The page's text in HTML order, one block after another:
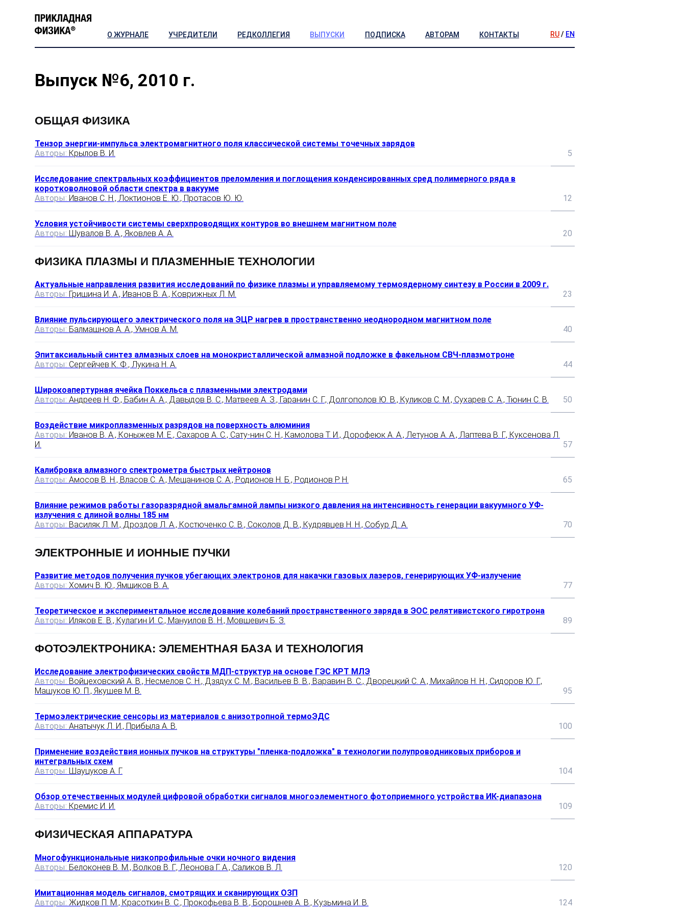
О ЖУРНАЛЕ УЧРЕДИТЕЛИ РЕДКОЛЛЕГИЯ ВЫПУСКИ ПОДПИСКА АВТОРАМ КОНТАКТЫ RU/ EN
Выпуск №6, 2010 г.
ОБЩАЯ ФИЗИКА
Тензор энергии-импульса электромагнитного поля классической системы точечных зарядов
Авторы: Крылов В. И. 5
Исследование спектральных коэффициентов преломления и поглощения конденсированных сред полимерного ряда в
коротковолновой области спектра в вакууме
Авторы: Иванов С. Н., Локтионов Е. Ю., Протасов Ю. Ю. 12
Условия устойчивости системы сверхпроводящих контуров во внешнем магнитном поле
Авторы: Шувалов В. А., Яковлев А. А. 20
ФИЗИКА ПЛАЗМЫ И ПЛАЗМЕННЫЕ ТЕХНОЛОГИИ
Актуальные направления развития исследований по физике плазмы и управляемому термоядерному синтезу в России в 2009 г.
Авторы: Гришина И. А., Иванов В. А., Коврижных Л. М. 23
Влияние пульсирующего электрического поля на ЭЦР нагрев в пространственно неоднородном магнитном поле
Авторы: Балмашнов А. А., Умнов А. М. 40
Эпитаксиальный синтез алмазных слоев на монокристаллической алмазной подложке в факельном СВЧ-плазмотроне
Авторы: Сергейчев К. Ф., Лукина Н. А. 44
Широкоапертурная ячейка Поккельса с плазменными электродами
Авторы: Андреев Н. Ф., Бабин А. А., Давыдов В. С., Матвеев А. З., Гаранин С. Г., Долгополов Ю. В., Куликов С. М., Сухарев С. А., Тюнин С. В. 50
Воздействие микроплазменных разрядов на поверхность алюминия
Авторы: Иванов В. А., Коныжев М. Е., Сахаров А. С., Сату-нин С. Н., Камолова Т. И., Дорофеюк А. А., Летунов А. А., Лаптева В. Г., Куксенова Л.
И.
57
Калибровка алмазного спектрометра быстрых нейтронов
Авторы: Амосов В. Н., Власов С. А., Мещанинов С. А., Родионов Н. Б., Родионов Р. Н. 65
Влияние режимов работы газоразрядной амальгамной лампы низкого давления на интенсивность генерации вакуумного УФ-
излучения с длиной волны 185 нм
Авторы: Василяк Л. М., Дроздов Л. А., Костюченко С. В., Соколов Д. В., Кудрявцев Н. Н., Собур Д. А. 70
ЭЛЕКТРОННЫЕ И ИОННЫЕ ПУЧКИ
Развитие методов получения пучков убегающих электронов для накачки газовых лазеров, генерирующих УФ-излучение
Авторы: Хомич В. Ю., Ямщиков В. А. 77
Теоретическое и экспериментальное исследование колебаний пространственного заряда в ЭОС релятивистского гиротрона
Авторы: Иляков Е. В., Кулагин И. С., Мануилов В. Н., Мовшевич Б. З. 89
ФОТОЭЛЕКТРОНИКА: ЭЛЕМЕНТНАЯ БАЗА И ТЕХНОЛОГИЯ
Исследование электрофизических свойств МДП-структур на основе ГЭС КРТ МЛЭ
Авторы: Войцеховский А. В., Несмелов С. Н., Дзядух С. М., Васильев В. В., Варавин В. С., Дворецкий С. А., Михайлов Н. Н., Сидоров Ю. Г.,
Машуков Ю. П., Якушев М. В.
95
Термоэлектрические сенсоры из материалов с анизотропной термоЭДС
Авторы: Анатычук Л. И., Прибыла А. В. 100
Применение воздействия ионных пучков на структуры "пленка-подложка" в технологии полупроводниковых приборов и
интегральных схем
Авторы: Шауцуков А. Г. 104
Обзор отечественных модулей цифровой обработки сигналов многоэлементного фотоприемного устройства ИК-диапазона
Авторы: Кремис И. И. 109
ФИЗИЧЕСКАЯ АППАРАТУРА
Многофункциональные низкопрофильные очки ночного видения
Авторы: Белоконев В. М., Волков В. Г., Леонова Г. А., Саликов В. Л. 120
Имитационная модель сигналов, смотрящих и сканирующих ОЗП
Авторы: Жидков П. М., Красоткин В. С., Прокофьева В. В., Борошнев А. В., Кузьмина И. В. 124